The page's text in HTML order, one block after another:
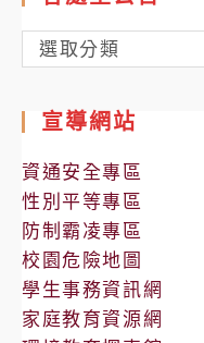
各
處
公
告
選取分類
宣導網站
資通安全專區
性別平等專區
防制霸凌專區
校園危險地圖
學生事務資訊網
家庭教育資源網